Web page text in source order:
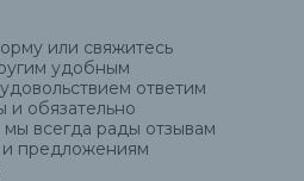
или свяжитесь
удобным
ответим
и обязательно
всегда рады отзывам
предложениям